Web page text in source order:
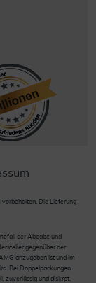
vorbehalten. Die Lieferung
der Abgabe und
gegenüber der
anzugeben ist und im
Bei Doppelpackungen
zuverlässig und diskret.